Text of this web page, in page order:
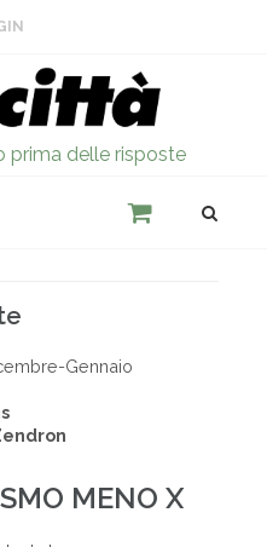
prima delle risposte
Gennaio
MENO X